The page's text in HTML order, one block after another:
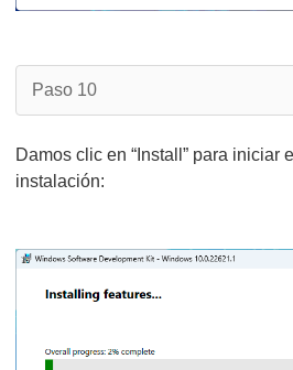
Paso 10
Damos clic en “Install” para iniciar
instalación: